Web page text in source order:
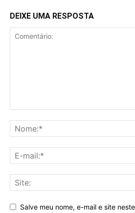
DEIXE UMA RESPOSTA
Salve meu nome, e-mail e site